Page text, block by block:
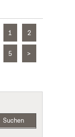
1 2
5 >
Suchen